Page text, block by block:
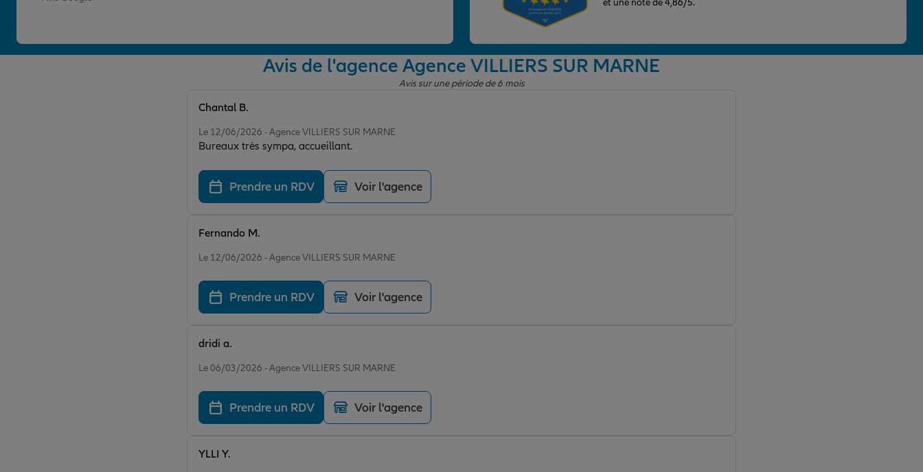
Avis de l'agence Agence VILLIERS SUR MARNE
Avis sur une période de 6 mois
Le 12/06/2026 - Agence VILLIERS SUR MARNE
Bureaux très sympa, accueillant.
Chantal B.
Prendre un RDV Voir l'agence
Le 12/06/2026 - Agence VILLIERS SUR MARNE
Fernando M.
Prendre un RDV Voir l'agence
Le 06/03/2026 - Agence VILLIERS SUR MARNE
dridi a.
Prendre un RDV Voir l'agence
YLLI Y.